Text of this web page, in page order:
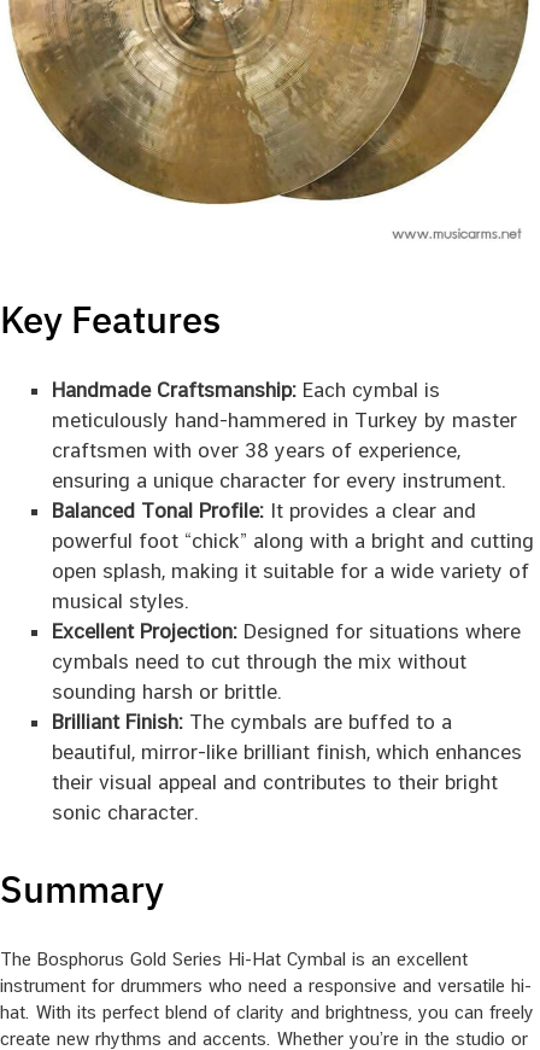
Key Features
Handmade Craftsmanship:Each cymbal is
meticulously hand-hammered in Turkey by master
craftsmen with over 38 years of experience,
ensuring a unique character for every instrument.
Balanced Tonal Profile:It provides a clear and
powerful foot “chick” along with a bright and cutting
open splash, making it suitable for a wide variety of
musical styles.
Excellent Projection:Designed for situations where
cymbals need to cut through the mix without
sounding harsh or brittle.
Brilliant Finish:The cymbals are buffed to a
beautiful, mirror-like brilliant finish, which enhances
their visual appeal and contributes to their bright
sonic character.
Summary
The Bosphorus Gold Series Hi-Hat Cymbal is an excellent
instrument for drummers who need a responsive and versatile hi-
hat. With its perfect blend of clarity and brightness, you can freely
create new rhythms and accents. Whether you’re in the studio or